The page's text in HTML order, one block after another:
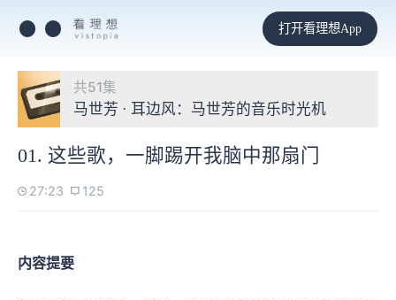
打开看理想App
共51集
马世芳 · 耳边风：马世芳的音乐时光机
01. 这些歌，一脚踢开我脑中那扇门
27:23 125
内容提要